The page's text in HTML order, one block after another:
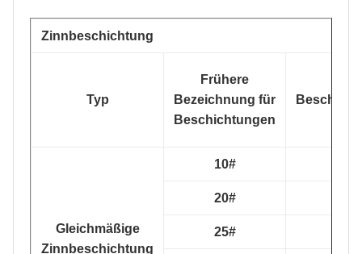
Zinnbeschichtung
Typ
Frühere
Bezeichnung für
Beschichtungen
Gleichmäßige
Zinnbeschichtung
10#
20#
25#